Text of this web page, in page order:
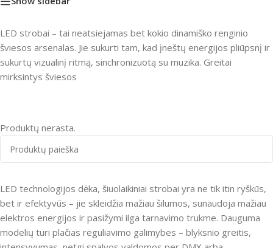
LED strobai – tai neatsiejamas bet kokio dinamiško renginio
šviesos arsenalas. Jie sukurti tam, kad įneštų energijos pliūpsnį ir
sukurtų vizualinį ritmą, sinchronizuotą su muzika. Greitai
mirksintys šviesos
Produktų nerasta.
LED technologijos dėka, šiuolaikiniai strobai yra ne tik itin ryškūs,
bet ir efektyvūs – jie skleidžia mažiau šilumos, sunaudoja mažiau
elektros energijos ir pasižymi ilga tarnavimo trukme. Dauguma
modelių turi plačias reguliavimo galimybes – blyksnio greitis,